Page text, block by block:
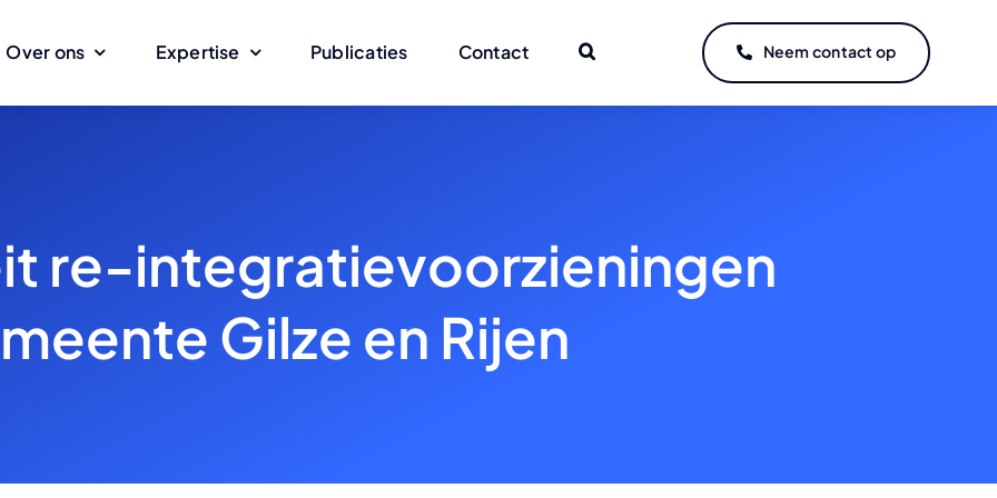
Over ons Expertise Publicaties Contact Neem contact op
re-integratievoorzieningen
Gilze en Rijen